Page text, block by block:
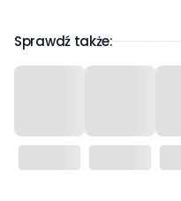
Sprawdź także: